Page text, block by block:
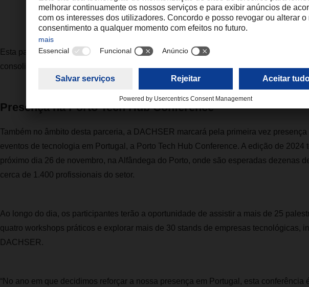
Ralf Morawietz, Corporate Director IT (CIO) da DACHSER
Esta parceria enquadra-se na estratégia global de inovação digital da DACHSER,
consolidar como uma das empresas de logística mais digitalizada do mundo.
Presença na Porto Tech Hub Conference
Também no âmbito desta parceria, a DACHSER marcará pela primeira vez
eventos de tecnologia em Portugal, a Porto Tech Hub Conference. A edição de 2024
próximo dia 26 de novembro, na Alfândega do Porto, onde são esperadas dezenas
cerca de 1.400 profissionais do setor.
Ao longo do dia, os participantes terão a oportunidade de assistir a mais de 25
quatro workshops práticos e explorar mais de 30 stands de empresas tecnológicas,
DACHSER.
“No ano em que decidimos reforçar a nossa presença em Portugal, esta conferência